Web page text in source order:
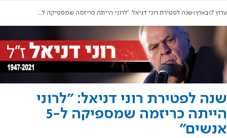
ערוץ 7 בארץ שנה לפטירת רוני דניאל: "לרוני הייתה כריזמה שמספיקה ל-5 אנשים"
שנה לפטירת רוני דניאל: "לרוני
הייתה כריזמה שמספיקה ל-5
אנשים"